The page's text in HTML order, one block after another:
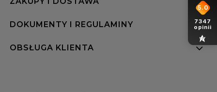
DOKUMENTY I REGULAMINY
OBSŁUGA KLIENTA
5.0
7347
opinii